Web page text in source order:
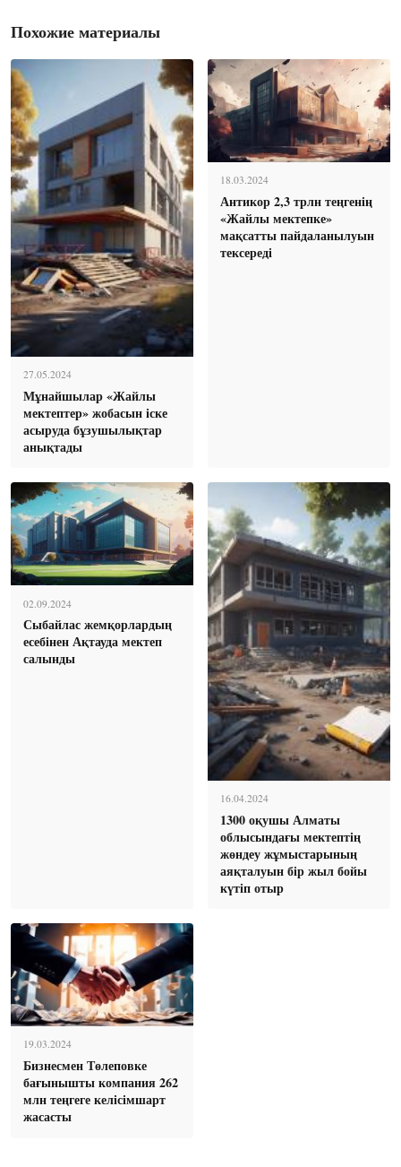
Похожие материалы
27.05.2024
Мұнайшылар «Жайлы
мектептер» жобасын іске
асыруда бұзушылықтар
анықтады
18.03.2024
Антикор 2,3 трлн теңгенің
«Жайлы мектепке»
мақсатты пайдаланылуын
тексереді
02.09.2024
Сыбайлас жемқорлардың
есебінен Ақтауда мектеп
салынды
16.04.2024
1300 оқушы Алматы
облысындағы мектептің
жөндеу жұмыстарының
аяқталуын бір жыл бойы
күтіп отыр
19.03.2024
Бизнесмен Төлеповке
бағынышты компания 262
млн теңгеге келісімшарт
жасасты